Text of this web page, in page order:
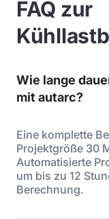
FAQ zur
Wie lange
mit autarc?
Eine komplette
Projektgröße 30
Automatisierte
um bis zu 12
Berechnung.